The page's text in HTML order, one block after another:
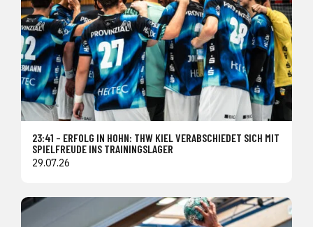
23:41 – ERFOLG IN HOHN: THW KIEL VERABSCHIEDET SICH MIT
SPIELFREUDE INS TRAININGSLAGER
29.07.26